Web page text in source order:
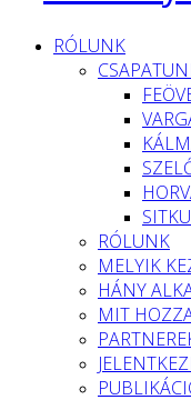
RÓLUNK
RÓLUNK
MELYIK
HÁNY
MIT